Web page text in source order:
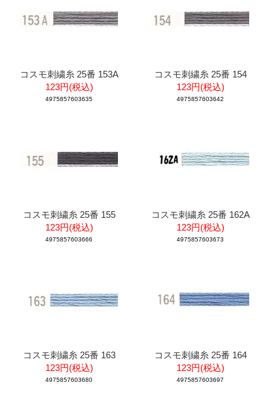
コスモ刺繍糸 25番 153A
123円(税込)
4975857603635
コスモ刺繍糸 25番 154
123円(税込)
4975857603642
コスモ刺繍糸 25番 155
123円(税込)
4975857603666
コスモ刺繍糸 25番 162A
123円(税込)
4975857603673
コスモ刺繍糸 25番 163
123円(税込)
4975857603680
コスモ刺繍糸 25番 164
123円(税込)
4975857603697